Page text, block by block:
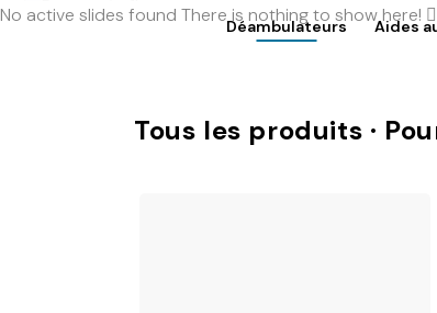
Déambulateurs Aides
No active slides found There is nothing to show here!
Tous les produits ·